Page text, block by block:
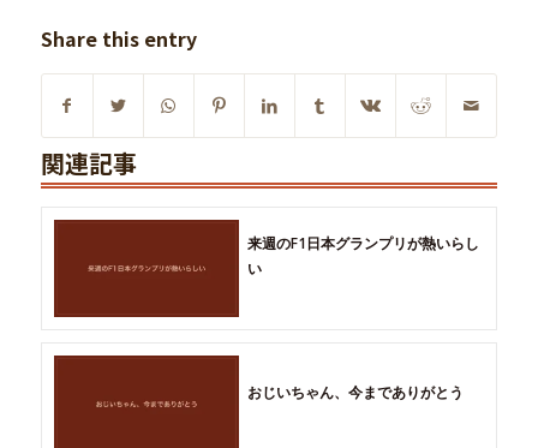
Share this entry
関連記事
来週のF1日本グランプリが熱いらし
い
おじいちゃん、今までありがとう